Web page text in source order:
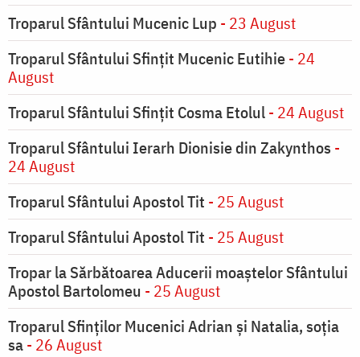
Troparul Sfântului Mucenic Lup - 23 August
Troparul Sfântului Sfinţit Mucenic Eutihie- 24
August
Troparul Sfântului Sfinţit Cosma Etolul- 24 August
Troparul Sfântului Ierarh Dionisie din Zakynthos -
24 August
Troparul Sfântului Apostol Tit - 25 August
Troparul Sfântului Apostol Tit - 25 August
Tropar la Sărbătoarea Aducerii moaştelor Sfântului
Apostol Bartolomeu - 25 August
Troparul Sfinţilor Mucenici Adrian şi Natalia, soţia
sa- 26 August